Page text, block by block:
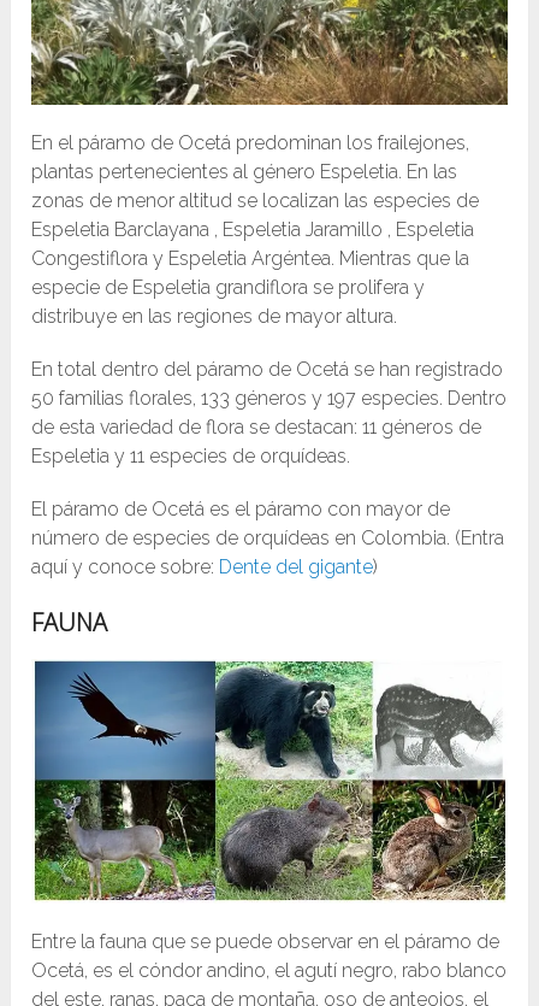
En el páramo de Ocetá predominan los frailejones,
plantas pertenecientes al género Espeletia. En las
zonas de menor altitud se localizan las especies de
Espeletia Barclayana , Espeletia Jaramillo , Espeletia
Congestiflora y Espeletia Argéntea. Mientras que la
especie de Espeletia grandiflora se prolifera y
distribuye en las regiones de mayor altura.
En total dentro del páramo de Ocetá se han registrado
50 familias florales, 133 géneros y 197 especies. Dentro
de esta variedad de flora se destacan: 11 géneros de
Espeletia y 11 especies de orquídeas.
El páramo de Ocetá es el páramo con mayor de
número de especies de orquídeas en Colombia. (Entra
aquí y conoce sobre: Dente del gigante)
FAUNA
Entre la fauna que se puede observar en el páramo de
Ocetá, es el cóndor andino, el agutí negro, rabo blanco
del este, ranas, paca de montaña, oso de anteojos, el